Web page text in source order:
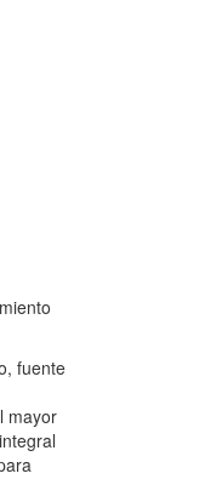
fuente
mayor